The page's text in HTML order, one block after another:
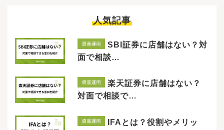
人気記事
SBI証券に店舗はない？対
面で相談…
楽天証券に店舗はない？
対面で相談で…
IFAとは？役割やメリッ